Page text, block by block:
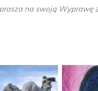
na swoją Wyprawę